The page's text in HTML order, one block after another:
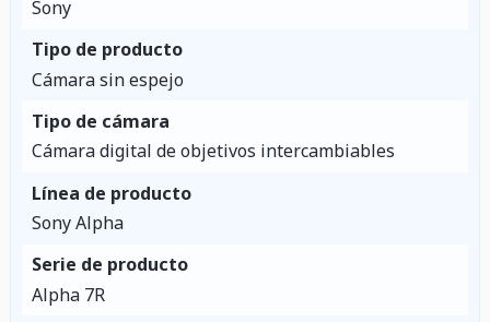
Sony
Tipo de producto
Cámara sin espejo
Tipo de cámara
Cámara digital de objetivos intercambiables
Línea de producto
Sony Alpha
Serie de producto
Alpha 7R